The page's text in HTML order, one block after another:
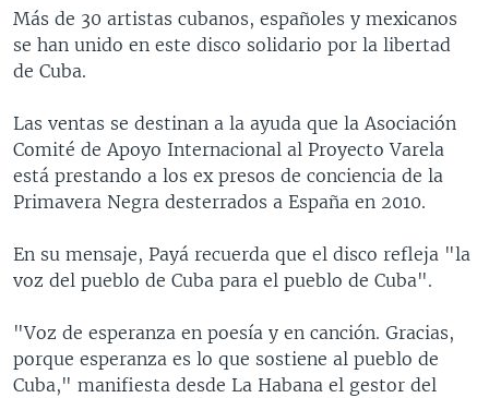
FORO [RADIO]
DEPORTIVO INTERNACIONAL
ENTRETENIMIENTO
Más de 30 artistas cubanos, españoles y mexicanos
se han unido en este disco solidario por la libertad
de Cuba.
Las ventas se destinan a la ayuda que la Asociación
Comité de Apoyo Internacional al Proyecto Varela
está prestando a los ex presos de conciencia de la
Primavera Negra desterrados a España en 2010.
En su mensaje, Payá recuerda que el disco refleja "la
voz del pueblo de Cuba para el pueblo de Cuba".
"Voz de esperanza en poesía y en canción. Gracias,
porque esperanza es lo que sostiene al pueblo de
Cuba," manifiesta desde La Habana el gestor del